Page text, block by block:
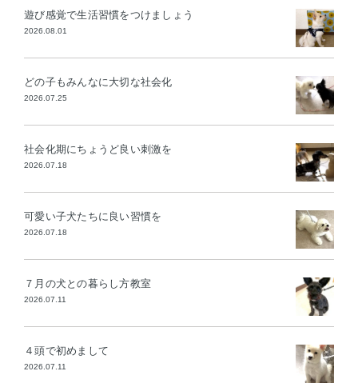
遊び感覚で生活習慣をつけましょう
2026.08.01
どの子もみんなに大切な社会化
2026.07.25
社会化期にちょうど良い刺激を
2026.07.18
可愛い子犬たちに良い習慣を
2026.07.18
７月の犬との暮らし方教室
2026.07.11
４頭で初めまして
2026.07.11